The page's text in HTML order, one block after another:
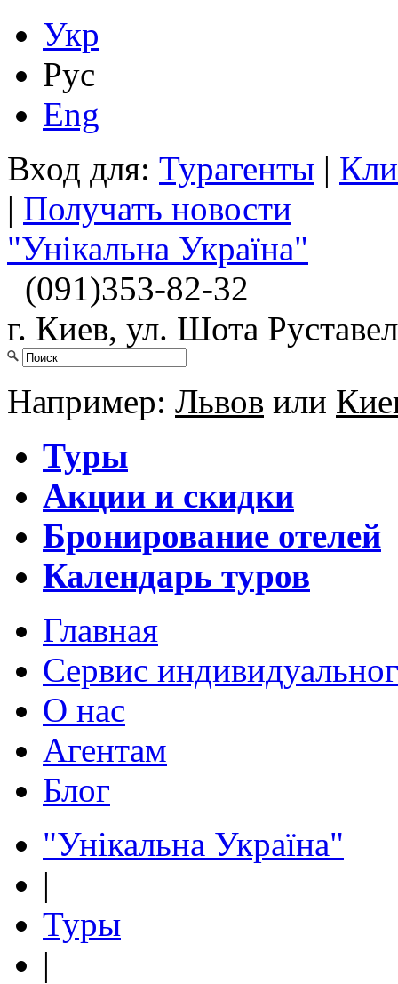
Укр
Рус
Eng
Вход для: Турагенты |
| Получать новости
"Унікальна Україна"
(091)353-82-32
г. Киев, ул. Шота
Например: Львов или
Туры
Акции и скидки
Бронирование отелей
Календарь туров
Главная
Сервис
О нас
Агентам
Блог
"Унікальна Україна"
|
Туры
|